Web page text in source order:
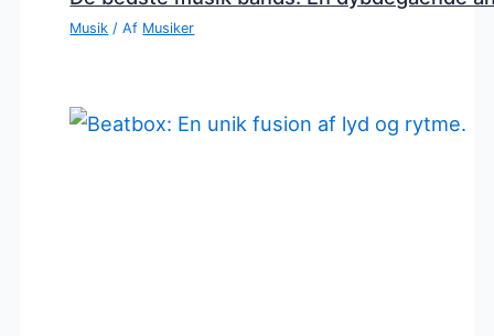
Musik / Af Musiker